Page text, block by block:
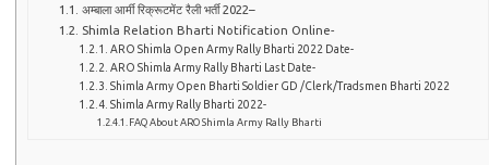
अम्बाला आर्मी रिक्रूटमेंट रैली भर्ती 2022–
Shimla Relation Bharti Notification Online-
ARO Shimla Open Army Rally Bharti 2022 Date-
ARO Shimla Army Rally Bharti Last Date-
Shimla Army Open Bharti Soldier GD /Clerk/Tradsmen Bharti 2022
Shimla Army Rally Bharti 2022-
FAQ About ARO Shimla Army Rally Bharti